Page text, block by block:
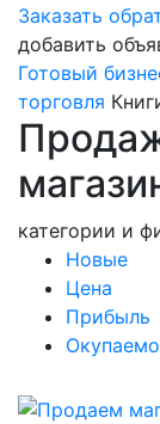
Заказать
добавить
Готовый
торговля
категории и
Новые
Цена
Прибыль